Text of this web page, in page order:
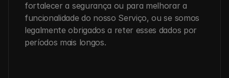
fortalecer a segurança ou para melhorar a
funcionalidade do nosso Serviço, ou se somos
legalmente obrigados a reter esses dados por
períodos mais longos.